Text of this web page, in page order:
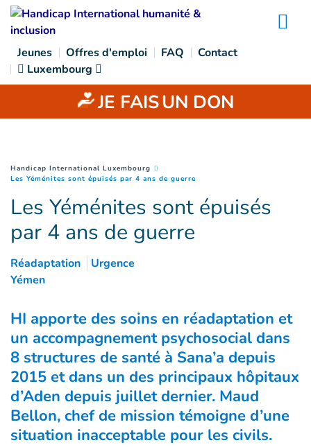
Goto main content
Jeunes Offres d'emploi FAQ
Contact
Luxembourg
JE FAISUN DON
You are here :
Handicap International Luxembourg
Les Yéménites sont épuisés par 4 ans de guerre
Les Yéménites sont épuisés
par 4 ans de guerre
Réadaptation
Urgence
Yémen
HI apporte des soins en réadaptation et
un accompagnement psychosocial dans
8 structures de santé à Sana’a depuis
2015 et dans un des principaux hôpitaux
d’Aden depuis juillet dernier. Maud
Bellon, chef de mission témoigne d’une
situation inacceptable pour les civils.